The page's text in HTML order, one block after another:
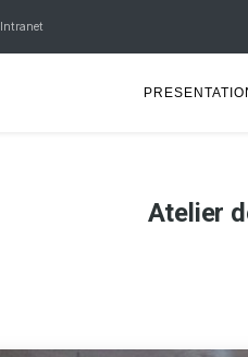
Intranet
Atelier